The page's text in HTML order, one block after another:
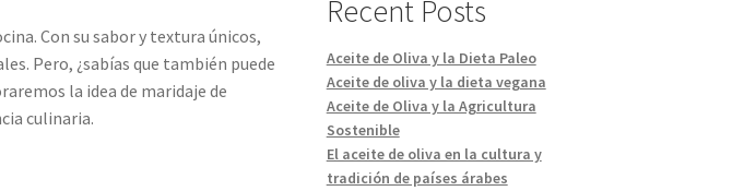
Con su sabor y textura únicos,
Pero, ¿sabías que también puede
la idea de maridaje de
culinaria.
Recent Posts
Aceite de Oliva y la Dieta Paleo
Aceite de oliva y la dieta vegana
Aceite de Oliva y la Agricultura
Sostenible
El aceite de oliva en la cultura y
tradición de países árabes